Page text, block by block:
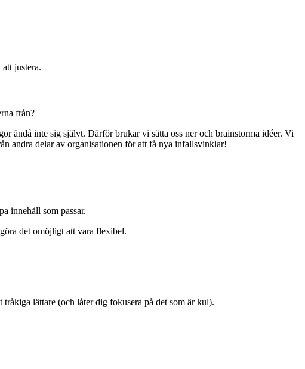
justera.
från?
ändå inte sig självt. Därför brukar vi sätta oss ner och brainstorma idéer. Vi
andra delar av organisationen för att få nya infallsvinklar!
innehåll som passar.
det omöjligt att vara flexibel.
lättare (och låter dig fokusera på det som är kul).